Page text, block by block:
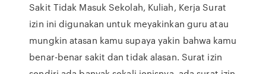
Sakit Tidak Masuk Sekolah, Kuliah, Kerja Surat
izin ini digunakan untuk meyakinkan guru atau
mungkin atasan kamu supaya yakin bahwa kamu
benar-benar sakit dan tidak alasan. Surat izin